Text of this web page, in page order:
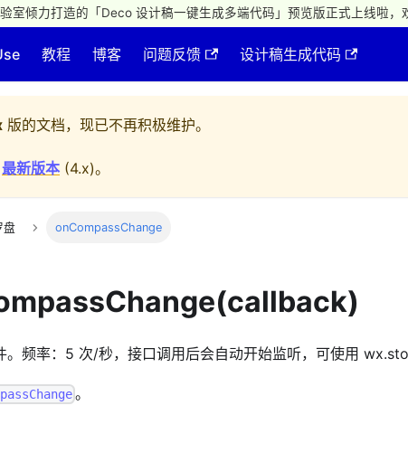
室倾力打造的「Deco 设计稿一键生成多端代码」预览版正式上线啦，
教程 博客 问题反馈 设计稿生成代码
版的文档，现已不再积极维护。
最新版本 (4.x)。
盘 onCompassChange
。频率：5 次/秒，接口调用后会自动开始监听，可使用
。